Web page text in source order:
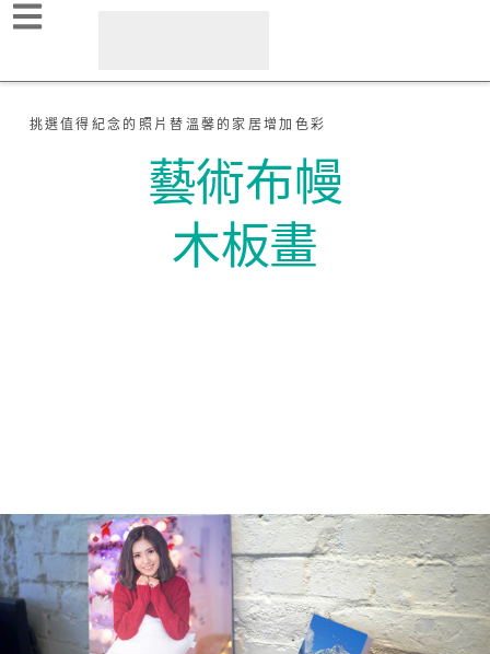
挑選值得紀念的照片替溫馨的家居增加色彩
藝術布幔
木板畫